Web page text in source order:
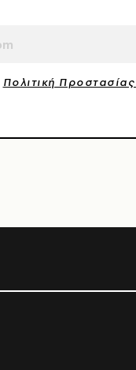
Πολιτική